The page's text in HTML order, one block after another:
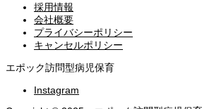
採用情報
会社概要
プライバシーポリシー
キャンセルポリシー
エポック訪問型病児保育
Instagram